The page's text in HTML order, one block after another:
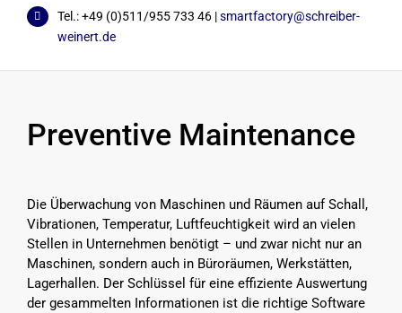
Tel.: +49 (0)511/955 733 46 |smartfactory@schreiber-
weinert.de
Preventive Maintenance
Die Überwachung von Maschinen und Räumen auf Schall,
Vibrationen, Temperatur, Luftfeuchtigkeit wird an vielen
Stellen in Unternehmen benötigt – und zwar nicht nur an
Maschinen, sondern auch in Büroräumen, Werkstätten,
Lagerhallen. Der Schlüssel für eine effiziente Auswertung
der gesammelten Informationen ist die richtige Software